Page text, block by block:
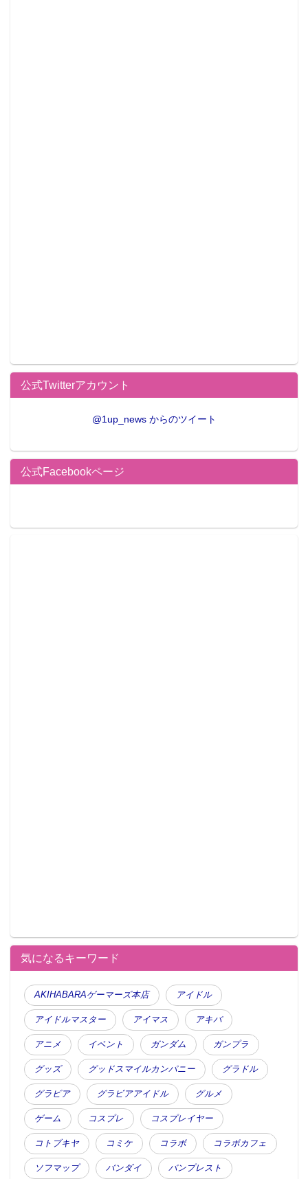
公式Twitterアカウント
@1up_news からのツイート
公式Facebookページ
気になるキーワード
AKIHABARAゲーマーズ本店 アイドル
アイドルマスター アイマス アキバ
アニメ イベント ガンダム ガンプラ
グッズ グッドスマイルカンパニー グラドル
グラビア グラビアアイドル グルメ
ゲーム コスプレ コスプレイヤー
コトブキヤ コミケ コラボ コラボカフェ
ソフマップ バンダイ バンプレスト